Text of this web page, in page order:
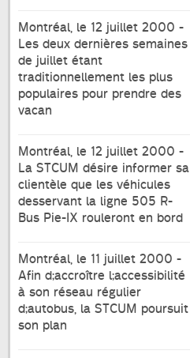
Montréal, le 12 juillet 2000 -
Les deux dernières semaines
de juillet étant
traditionnellement les plus
populaires pour prendre des
vacan
Montréal, le 12 juillet 2000 -
La STCUM désire informer sa
clientèle que les véhicules
desservant la ligne 505 R-
Bus Pie-IX rouleront en bord
Montréal, le 11 juillet 2000 -
Afin d;accroître l;accessibilité
à son réseau régulier
d;autobus, la STCUM poursuit
son plan